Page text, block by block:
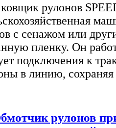
рулонов
с сенажом или
пленку. Он
подключения к
в линию, сохраняя
рулонов